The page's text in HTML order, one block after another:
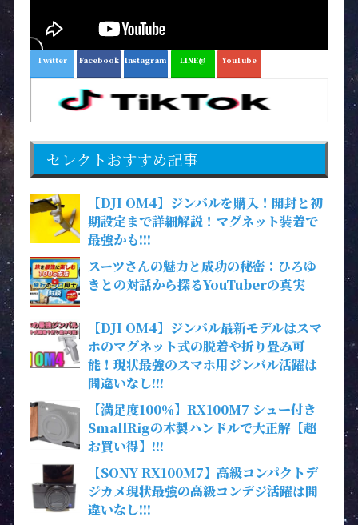
Twitter Facebook Instagram LINE@ YouTube
セレクトおすすめ記事
【DJI OM4】ジンバルを購入！開封と初
期設定まで詳細解説！マグネット装着で
最強かも!!!
スーツさんの魅力と成功の秘密：ひろゆ
きとの対話から探るYouTuberの真実
【DJI OM4】ジンバル最新モデルはスマ
ホのマグネット式の脱着や折り畳み可
能！現状最強のスマホ用ジンバル活躍は
間違いなし!!!
【満足度100％】RX100M7 シュー付き
SmallRigの木製ハンドルで大正解【超
お買い得】!!!
【SONY RX100M7】高級コンパクトデ
ジカメ現状最強の高級コンデジ活躍は間
違いなし!!!